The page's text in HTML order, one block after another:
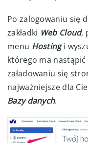
Po zalogowaniu się
zakładki Web Cloud,
menu Hosting i
którego ma
załadowaniu się
najważniejsze dla
Bazy danych.